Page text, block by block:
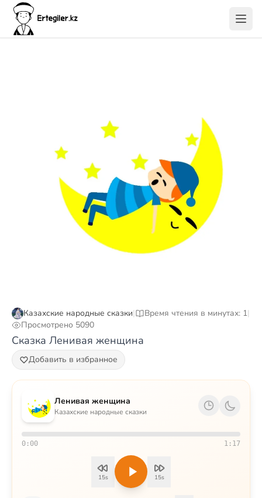
Казахские народные сказки| Время чтения в минутах: 1|
Просмотрено 5090
Сказка Ленивая женщина
Добавить в избранное
Ленивая женщина
Казахские народные сказки
0:00 1:17
15s 15s